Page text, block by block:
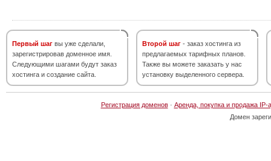
Первый шаг вы уже сделали,
зарегистрировав доменное имя.
Следующими шагами будут заказ
хостинга и создание сайта.
Второй шаг - заказ хостинга из
предлагаемых тарифных планов.
Также вы можете заказать у нас
установку выделенного сервера.
Регистрация доменов· Аренда, покупка и продажа IP-
Домен